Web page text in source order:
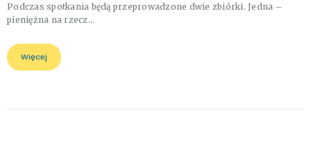
Podczas spotkania będą przeprowadzone dwie zbiórki. Jedna –
pieniężna na rzecz…
Więcej